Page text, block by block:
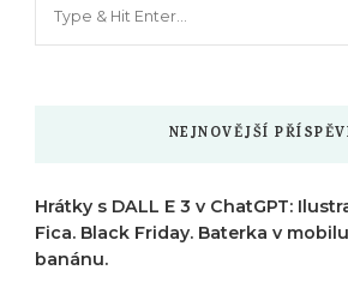
NEJNOVĚJŠÍ
Hrátky s DALL E 3 v ChatGPT:
Fica. Black Friday. Baterka v
banánu.